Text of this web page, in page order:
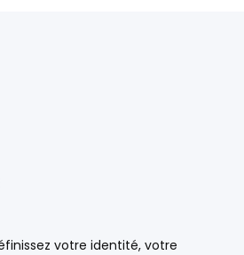
votre identité, votre